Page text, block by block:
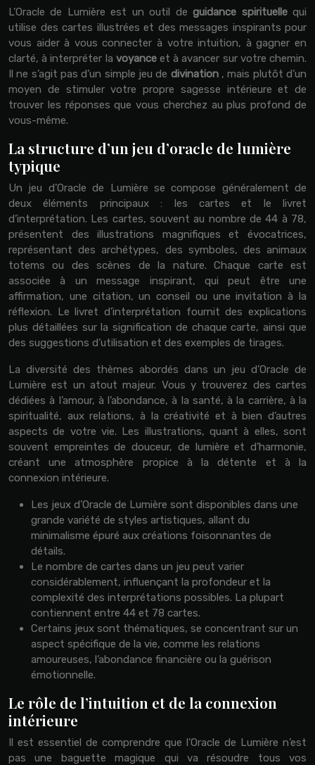
L’Oracle de Lumière est un outil deguidance spirituellequi
utilise des cartes illustrées et des messages inspirants pour
vous aider à vous connecter à votre intuition, à gagner en
clarté, à interpréter la voyanceet à avancer sur votre chemin.
Il ne s’agit pas d’un simple jeu de divination , mais plutôt d’un
moyen de stimuler votre propre sagesse intérieure et de
trouver les réponses que vous cherchez au plus profond de
vous-même.
La structure d’un jeu d’oracle de lumière
typique
Un jeu d’Oracle de Lumière se compose généralement de
deux éléments principaux : les cartes et le livret
d’interprétation. Les cartes, souvent au nombre de 44 à 78,
présentent des illustrations magnifiques et évocatrices,
représentant des archétypes, des symboles, des animaux
totems ou des scènes de la nature. Chaque carte est
associée à un message inspirant, qui peut être une
affirmation, une citation, un conseil ou une invitation à la
réflexion. Le livret d’interprétation fournit des explications
plus détaillées sur la signification de chaque carte, ainsi que
des suggestions d’utilisation et des exemples de tirages.
La diversité des thèmes abordés dans un jeu d’Oracle de
Lumière est un atout majeur. Vous y trouverez des cartes
dédiées à l’amour, à l’abondance, à la santé, à la carrière, à la
spiritualité, aux relations, à la créativité et à bien d’autres
aspects de votre vie. Les illustrations, quant à elles, sont
souvent empreintes de douceur, de lumière et d’harmonie,
créant une atmosphère propice à la détente et à la
connexion intérieure.
Les jeux d’Oracle de Lumière sont disponibles dans une
grande variété de styles artistiques, allant du
minimalisme épuré aux créations foisonnantes de
détails.
Le nombre de cartes dans un jeu peut varier
considérablement, influençant la profondeur et la
complexité des interprétations possibles. La plupart
contiennent entre 44 et 78 cartes.
Certains jeux sont thématiques, se concentrant sur un
aspect spécifique de la vie, comme les relations
amoureuses, l’abondance financière ou la guérison
émotionnelle.
Le rôle de l’intuition et de la connexion
intérieure
Il est essentiel de comprendre que l’Oracle de Lumière n’est
pas une baguette magique qui va résoudre tous vos